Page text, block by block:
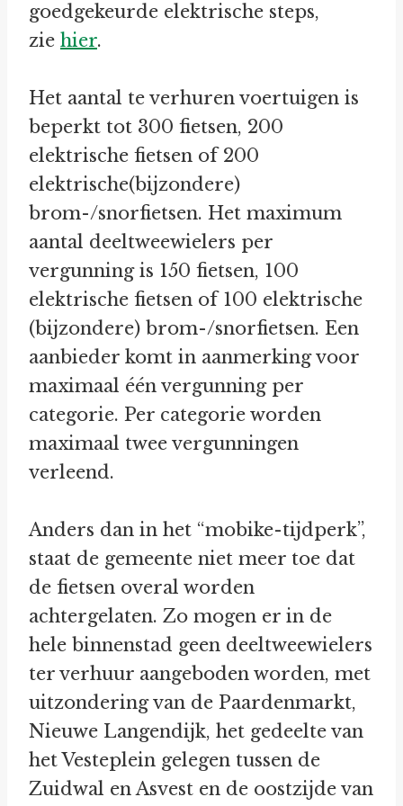
goedgekeurde elektrische steps,
zie hier.
Het aantal te verhuren voertuigen is
beperkt tot 300 fietsen, 200
elektrische fietsen of 200
elektrische(bijzondere)
brom-/snorfietsen. Het maximum
aantal deeltweewielers per
vergunning is 150 fietsen, 100
elektrische fietsen of 100 elektrische
(bijzondere) brom-/snorfietsen. Een
aanbieder komt in aanmerking voor
maximaal één vergunning per
categorie. Per categorie worden
maximaal twee vergunningen
verleend.
Anders dan in het “mobike-tijdperk”,
staat de gemeente niet meer toe dat
de fietsen overal worden
achtergelaten. Zo mogen er in de
hele binnenstad geen deeltweewielers
ter verhuur aangeboden worden, met
uitzondering van de Paardenmarkt,
Nieuwe Langendijk, het gedeelte van
het Vesteplein gelegen tussen de
Zuidwal en Asvest en de oostzijde van